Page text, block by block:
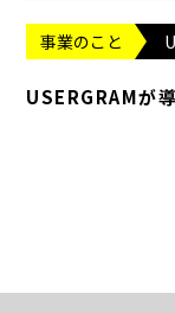
事業のこと
USERGRAMが